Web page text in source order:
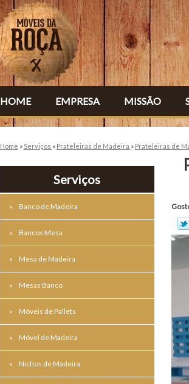
HOME EMPRESA MISSÃO
Home » Serviços » Prateleiras de Madeira » Prateleiras de
Serviços
Banco de Madeira
Bancos Mesa
Mesa de Madeira
Mesas Banco
Móveis de Pallets
Móvel de Madeira
Nichos de Madeira